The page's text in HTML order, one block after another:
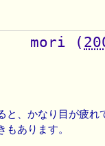
mori (
と、かなり目が疲れ
もあります。